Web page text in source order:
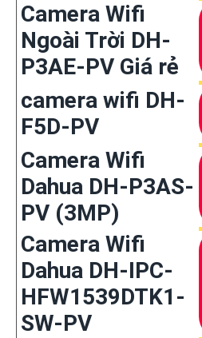
Camera Wifi
Ngoài Trời DH-
P3AE-PV Giá rẻ
camera wifi DH-
F5D-PV
Camera Wifi
Dahua DH-P3AS-
PV (3MP)
Camera Wifi
Dahua DH-IPC-
HFW1539DTK1-
SW-PV